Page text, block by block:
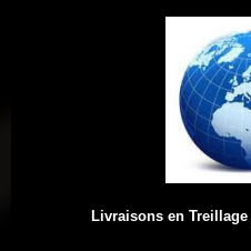
Livraisons en Treillage